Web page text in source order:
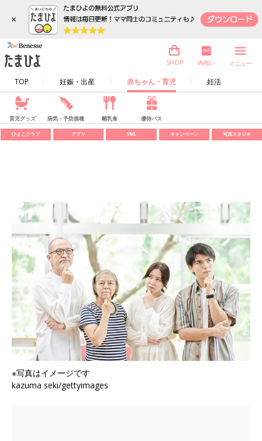
×
TOP 妊娠・出産 赤ちゃん・育児 妊活
SHOP 内祝い メニュー
育児グッズ 病気・予防接種 離乳食 優待パス
ひよこクラブ アプリ SNS キャンペーン 写真スタジオ
※写真はイメージです
kazuma seki/gettyimages